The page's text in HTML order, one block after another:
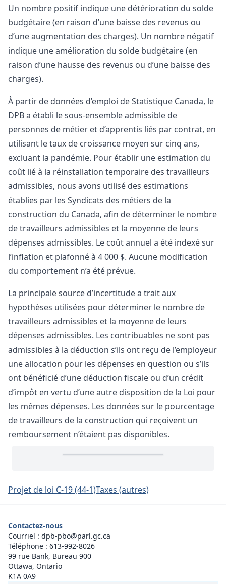
Un nombre positif indique une détérioration du solde
budgétaire (en raison d’une baisse des revenus ou
d’une augmentation des charges). Un nombre négatif
indique une amélioration du solde budgétaire (en
raison d’une hausse des revenus ou d’une baisse des
charges).
À partir de données d’emploi de Statistique Canada, le
DPB a établi le sous-ensemble admissible de
personnes de métier et d’apprentis liés par contrat, en
utilisant le taux de croissance moyen sur cinq ans,
excluant la pandémie. Pour établir une estimation du
coût lié à la réinstallation temporaire des travailleurs
admissibles, nous avons utilisé des estimations
établies par les Syndicats des métiers de la
construction du Canada, afin de déterminer le nombre
de travailleurs admissibles et la moyenne de leurs
dépenses admissibles. Le coût annuel a été indexé sur
l’inflation et plafonné à 4 000 $. Aucune modification
du comportement n’a été prévue.
La principale source d’incertitude a trait aux
hypothèses utilisées pour déterminer le nombre de
travailleurs admissibles et la moyenne de leurs
dépenses admissibles. Les contribuables ne sont pas
admissibles à la déduction s’ils ont reçu de l’employeur
une allocation pour les dépenses en question ou s’ils
ont bénéficié d’une déduction fiscale ou d’un crédit
d’impôt en vertu d’une autre disposition de la Loi pour
les mêmes dépenses. Les données sur le pourcentage
de travailleurs de la construction qui reçoivent un
remboursement n’étaient pas disponibles.
Projet de loi C-19 (44-1)Taxes (autres)
Contactez-nous
Courriel : dpb-pbo@parl.gc.ca
Téléphone : 613-992-8026
99 rue Bank, Bureau 900
Ottawa, Ontario
K1A 0A9